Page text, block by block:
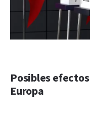
Posibles
Europa